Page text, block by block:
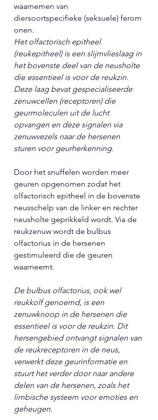
waarnemen van
diersoortspecifieke (seksuele) ferom
onen.
Het olfactorisch epitheel
(reukepitheel) is een slijmvlieslaag in
het bovenste deel van de neusholte
die essentieel is voor de reukzin.
Deze laag bevat gespecialiseerde
zenuwcellen (receptoren) die
geurmoleculen uit de lucht
opvangen en deze signalen via
zenuwvezels naar de hersenen
sturen voor geurherkenning.
Door het snuffelen worden meer
geuren opgenomen zodat het
olfactorisch epitheel in de bovenste
neusschelp van de linker en rechter
neusholte geprikkeld wordt. Via de
reukzenuw wordt de bulbus
olfactorius in de hersenen
gestimuleerd die de geuren
waarneemt.
De bulbus olfactorius, ook wel
reukkolf genoemd, is een
zenuwknoop in de hersenen die
essentieel is voor de reukzin. Dit
hersengebied ontvangt signalen van
de reukreceptoren in de neus,
verwerkt deze geurinformatie en
stuurt het verder door naar andere
delen van de hersenen, zoals het
limbische systeem voor emoties en
geheugen.